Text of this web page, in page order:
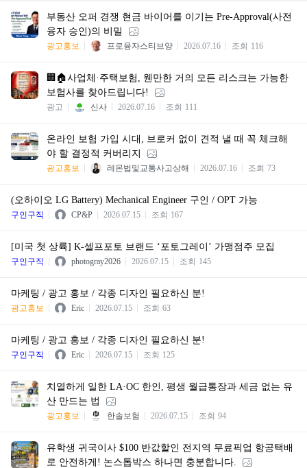
부동산 오퍼 경쟁 현금 바이어를 이기는 Pre-Approval(사전
융자 승인)의 비밀
광고홍보 프로융자스티브양 2026.07.16 조회 116
🏢🏠사업체·주택보험, 웬만한 거의 모든 리스크는 가능한
보험사를 찾아드립니다!
광고 신사 2026.07.16 조회 111
온라인 보험 가입 시대, 브로커 없이 견적 낼 때 꼭 체크해
야 할 결정적 커버리지
광고홍보 레몬법및교통사고상해 2026.07.16 조회 73
(오하이오 LG Battery) Mechanical Engineer 구인 / OPT 가능
구인구직 CP&P 2026.07.15 조회 167
[미국 첫 상륙] K-셀프포토 브랜드 ‘포토그레이’ 가맹점주 모집
구인구직 photogray2026 2026.07.15 조회 145
마케팅 / 광고 홍보 / 각종 디자인 필요하신 분!
광고홍보 Eric 2026.07.15 조회 63
마케팅 / 광고 홍보 / 각종 디자인 필요하신 분!
구인구직 Eric 2026.07.15 조회 125
치열하게 일한 LA·OC 한인, 평생 월급통장과 세금 없는 유
산 만드는 법
광고홍보 한솔보험 2026.07.15 조회 94
유학생 귀국이사 $100 반값할인 전지역 무료픽업 항공택배
로 안전하게! 논스톱박스 하나면 충분합니다.